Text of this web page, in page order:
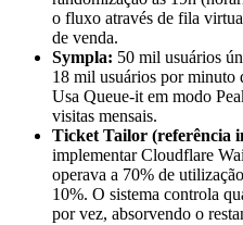
o fluxo através de fila
de venda.
Sympla: 50 mil usuários
18 mil usuários por minuto
Usa Queue-it em modo
visitas mensais.
Ticket Tailor (referência
implementar Cloudflare
operava a 70% de
10%. O sistema controla
por vez, absorvendo o